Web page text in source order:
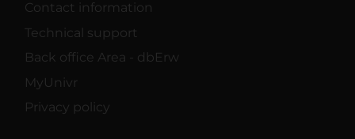
Contact information
Technical support
Back office Area - dbErw
MyUnivr
Privacy policy